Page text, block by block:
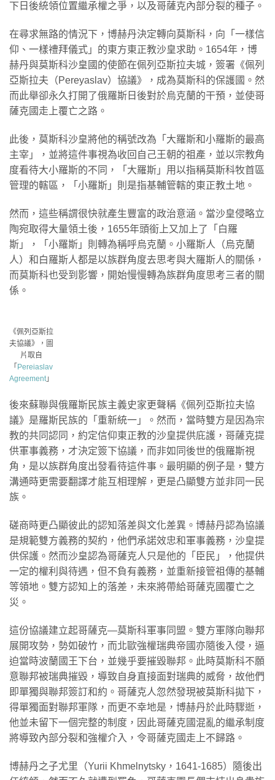
下日後統領位置繼承權之爭，以及哥薩克內部分裂的種子。
在尋求無路的情況下，博赫丹決定轉向莫斯科，向「一樣信
仰、一樣禮拜儀式」的東方東正教沙皇求助。1654年，博
赫丹與莫斯科沙皇國的使節在佩列亞斯拉夫城，簽署《佩列
亞斯拉夫（Pereyaslav）協議》，成為莫斯科的保護國。然
而此舉卻永久打開了俄羅斯日後對於烏克蘭的干預，並使哥
薩克國走上覆亡之路。
此後，莫斯科沙皇將他的稱號改為「大羅斯和小羅斯的最高
主宰」，並將這件事視為收回自己王朝的祖產，並以宗教角
度看待大小羅斯的不同，「大羅斯」用以指稱莫斯科牧首區
管理的轄區，「小羅斯」則是指基輔管轄的東正教土地。
然而，這些稱謂很快就產生豐富的政治意涵。當沙皇侵略立
陶宛取得大量領土後，1655年頭銜上又加上了「白羅
斯」，「小羅斯」則轉為稱呼烏克蘭。小羅斯人（烏克蘭
人）和白羅斯人都是以族群角度去思考與大羅斯人的關係，
而莫斯科也受到影響，開始慢慢轉為族群角度思考三者的關
係。
《佩列亞斯拉
夫協議》，圖
片取自
「 Pereiaslav
Agreement 」
後來蘇聯與俄羅斯民族主義史家更聲稱《佩列亞斯拉夫協
議》是羅斯民族的「重新統一」。然而，當時雙方是因為宗
教的共同認同，約定信仰東正教的沙皇提供庇護，哥薩克提
供軍事義務，才決定簽下協議，而非如同後世的俄羅斯視
角，是以族群角度出發看待這件事。最明顯的例子是，雙方
溝通時更需要翻譯才能互相理解，更是凸顯雙方並非同一民
族。
磋商時更凸顯彼此的認知落差與文化差異。博赫丹認為協議
是規範雙方義務的契約，他們承諾效忠和軍事義務，沙皇提
供保護。然而沙皇認為哥薩克人只是他的「臣民」，他提供
一定的權利與待遇，但不負有義務，並重新接管祖傳的基輔
等領地。雙方認知上的落差，未來將帶給哥薩克國覆亡之
災。
這份協議建立起哥薩克—莫斯科軍事同盟。雙方軍隊向聯邦
展開攻勢，勢如破竹，而北歐強權瑞典帝國亦隨後入侵，逼
迫當時波蘭國王下台，並幾乎要摧毀聯邦。此時莫斯科不願
意聯邦被瑞典摧毀，導致自身直接面對瑞典的威脅，故他們
即單獨與聯邦簽訂和約。哥薩克人忽然發現被莫斯科拋下，
得單獨面對聯邦軍隊，而更不幸地是，博赫丹於此時驟逝，
他並未留下一個完整的制度，因此哥薩克國混亂的繼承制度
將導致內部分裂和強權介入，令哥薩克國走上不歸路。
博赫丹之子尤里（Yurii Khmelnytsky，1641-1685）隨後出